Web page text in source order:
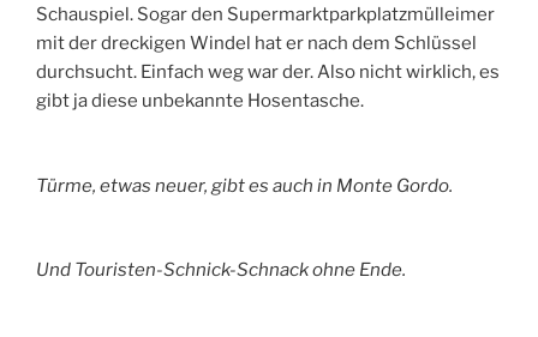
Schauspiel. Sogar den Supermarktparkplatzmülleimer
mit der dreckigen Windel hat er nach dem Schlüssel
durchsucht. Einfach weg war der. Also nicht wirklich, es
gibt ja diese unbekannte Hosentasche.
Türme, etwas neuer, gibt es auch in Monte Gordo.
Und Touristen-Schnick-Schnack ohne Ende.